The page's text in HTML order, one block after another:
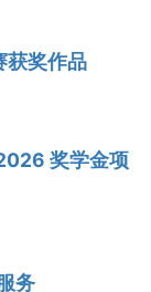
获奖作品
奖学金项
务